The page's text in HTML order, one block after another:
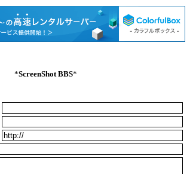
*ScreenShot BBS*